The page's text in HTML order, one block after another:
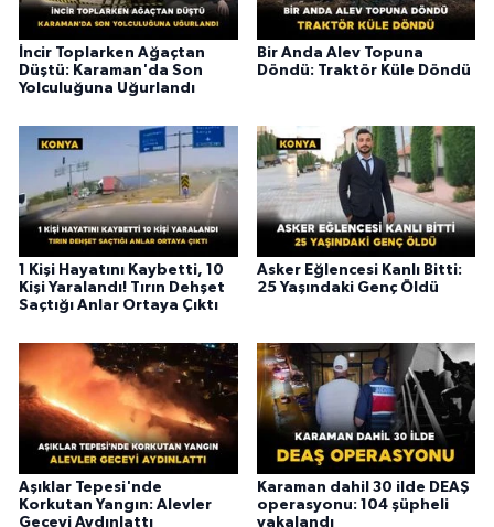
İncir Toplarken Ağaçtan
Düştü: Karaman'da Son
Yolculuğuna Uğurlandı
Bir Anda Alev Topuna
Döndü: Traktör Küle Döndü
1 Kişi Hayatını Kaybetti, 10
Kişi Yaralandı! Tırın Dehşet
Saçtığı Anlar Ortaya Çıktı
Asker Eğlencesi Kanlı Bitti:
25 Yaşındaki Genç Öldü
Aşıklar Tepesi'nde
Korkutan Yangın: Alevler
Geceyi Aydınlattı
Karaman dahil 30 ilde DEAŞ
operasyonu: 104 şüpheli
yakalandı